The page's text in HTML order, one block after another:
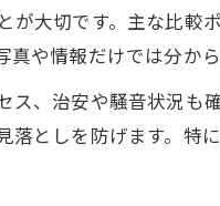
が大切です。主な比
や情報だけでは分か
、治安や騒音状況も
落としを防げます。